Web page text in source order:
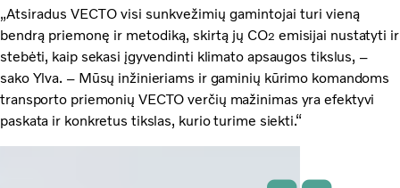
„Atsiradus VECTO visi sunkvežimių gamintojai turi vieną
bendrą priemonę ir metodiką, skirtą jų CO2 emisijai nustatyti ir
stebėti, kaip sekasi įgyvendinti klimato apsaugos tikslus, –
sako Ylva. – Mūsų inžinieriams ir gaminių kūrimo komandoms
transporto priemonių VECTO verčių mažinimas yra efektyvi
paskata ir konkretus tikslas, kurio turime siekti.“